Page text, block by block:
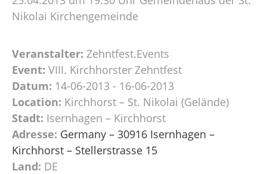
Nikolai Kirchengemeinde
Veranstalter: Zehntfest.Events
Event: VIII. Kirchhorster Zehntfest
Datum: 14-06-2013 - 16-06-2013
Location: Kirchhorst – St. Nikolai (Gelände)
Stadt: Isernhagen – Kirchhorst
Adresse: Germany – 30916 Isernhagen –
Kirchhorst – Stellerstrasse 15
Land: DE